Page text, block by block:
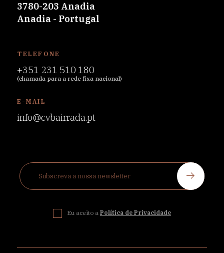
3780-203 Anadia
Anadia - Portugal
TELEFONE
+351 231 510 180
(chamada para a rede fixa nacional)
E-MAIL
info@cvbairrada.pt
Eu aceito a Política de Privacidade